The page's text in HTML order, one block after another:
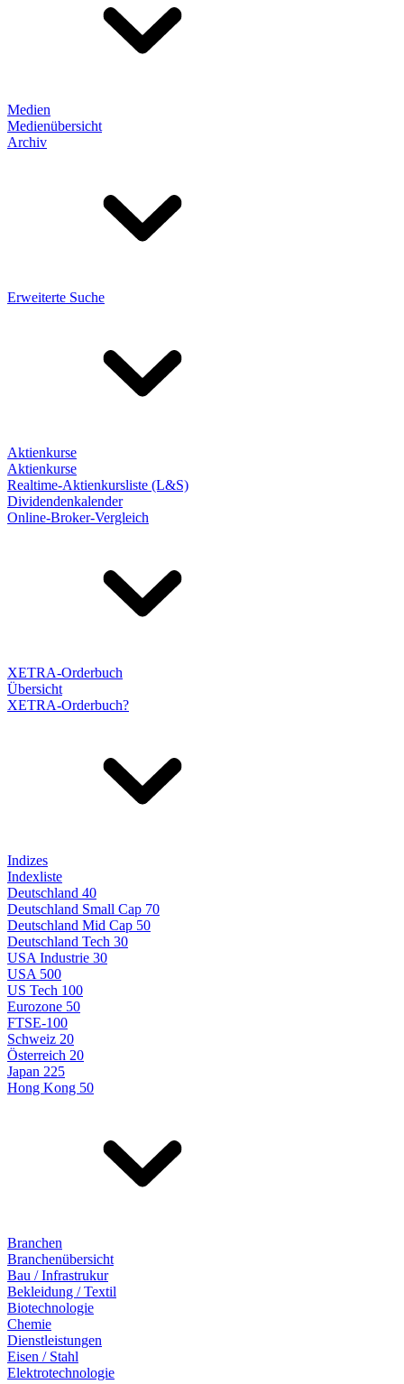
Medien
Medienübersicht
Archiv
Erweiterte Suche
Aktienkurse
Aktienkurse
Realtime-Aktienkursliste (L&S)
Dividendenkalender
Online-Broker-Vergleich
XETRA-Orderbuch
Übersicht
XETRA-Orderbuch?
Indizes
Indexliste
Deutschland 40
Deutschland Small Cap 70
Deutschland Mid Cap 50
Deutschland Tech 30
USA Industrie 30
USA 500
US Tech 100
Eurozone 50
FTSE-100
Schweiz 20
Österreich 20
Japan 225
Hong Kong 50
Branchen
Branchenübersicht
Bau / Infrastrukur
Bekleidung / Textil
Biotechnologie
Chemie
Dienstleistungen
Eisen / Stahl
Elektrotechnologie